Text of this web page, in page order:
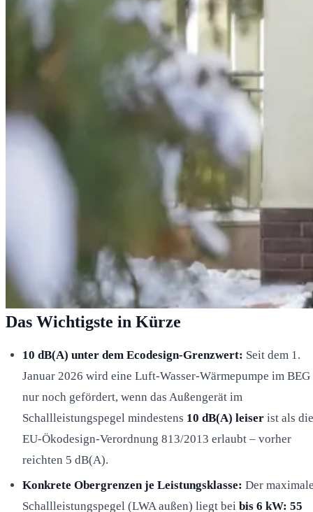
Das Wichtigste in Kürze
10 dB(A) unter dem Ecodesign-Grenzwert: Seit dem 1.
Januar 2026 wird eine Luft-Wasser-Wärmepumpe im BEG
nur noch gefördert, wenn das Außengerät im
Schallleistungspegel mindestens 10 dB(A) leiser ist als die
EU-Ökodesign-Verordnung 813/2013 erlaubt – vorher
reichten 5 dB(A).
Konkrete Obergrenzen je Leistungsklasse: Der
Schallleistungspegel (LWA außen) liegt bei bis 6 kW: 55